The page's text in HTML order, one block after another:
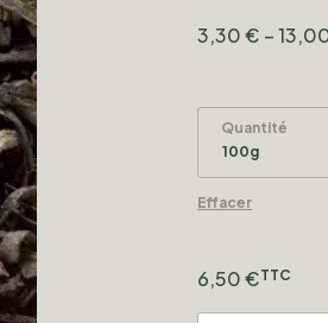
3,30€ –
Quantité
Effacer
6,50€TTC